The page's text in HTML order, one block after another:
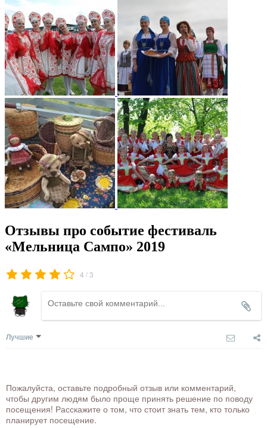
Отзывы про событие фестиваль
«Мельница Сампо» 2019
4 /3
Лучшие
Пожалуйста, оставьте подробный отзыв или комментарий,
чтобы другим людям было проще принять решение по поводу
посещения! Расскажите о том, что стоит знать тем, кто только
планирует посещение.